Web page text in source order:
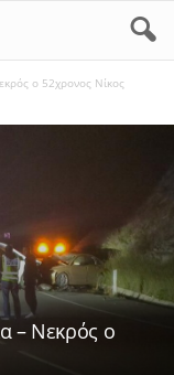
ο 52χρονος Νίκος
– Νεκρός ο